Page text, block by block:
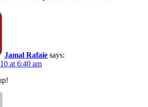
Jamal Rafaie says:
at 6:40 am